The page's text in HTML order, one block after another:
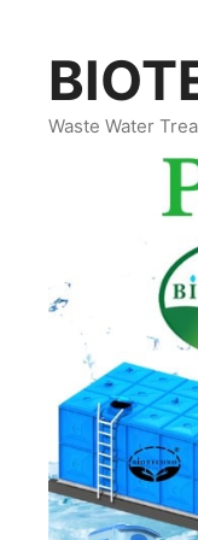
content
Waste Water